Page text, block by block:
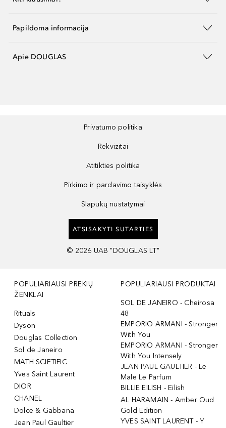
Papildoma informacija
Apie DOUGLAS
Privatumo politika
Rekvizitai
Atitikties politika
Pirkimo ir pardavimo taisyklės
Slapukų nustatymai
ATSISAKYTI SUTARTIES
© 2026 UAB "DOUGLAS LT"
POPULIARIAUSI PREKIŲ
ŽENKLAI
Rituals
Dyson
Douglas Collection
Sol de Janeiro
MATH SCIETIFIC
Yves Saint Laurent
DIOR
CHANEL
Dolce & Gabbana
Jean Paul Gaultier
POPULIARIAUSI PRODUKTAI
SOL DE JANEIRO - Cheirosa
48
EMPORIO ARMANI - Stronger
With You
EMPORIO ARMANI - Stronger
With You Intensely
JEAN PAUL GAULTIER - Le
Male Le Parfum
BILLIE EILISH - Eilish
AL HARAMAIN - Amber Oud
Gold Edition
YVES SAINT LAURENT - Y